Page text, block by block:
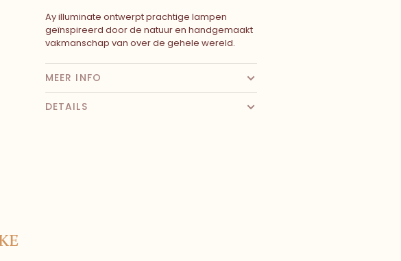
Ay illuminate ontwerpt prachtige lampen
geïnspireerd door de natuur en handgemaakt
vakmanschap van over de gehele wereld.
MEER INFO
DETAILS